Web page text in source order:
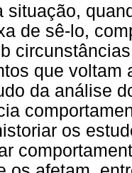
situação,
de sê-lo,
que voltam
da análise
os